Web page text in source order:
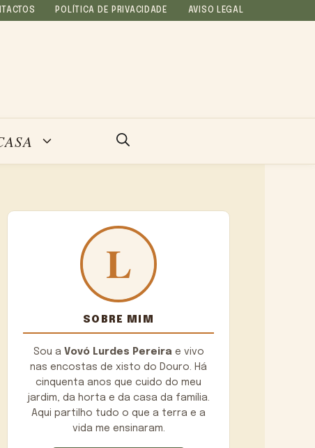
POLÍTICA DE PRIVACIDADE AVISO LEGAL
SOBRE MIM
Sou a Vovó Lurdes Pereirae vivo
nas encostas de xisto do Douro. Há
cinquenta anos que cuido do meu
jardim, da horta e da casa da família.
Aqui partilho tudo o que a terra e a
vida me ensinaram.